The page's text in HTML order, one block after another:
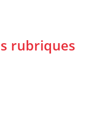
rubriques